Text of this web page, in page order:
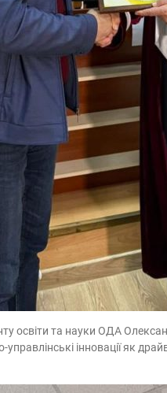
освіти та науки ОДА
управлінські інновації як